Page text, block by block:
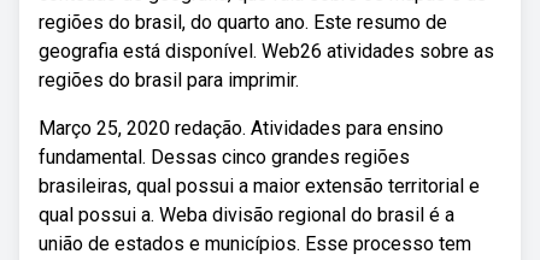
regiões do brasil, do quarto ano. Este resumo de
geografia está disponível. Web26 atividades sobre as
regiões do brasil para imprimir.
Março 25, 2020 redação. Atividades para ensino
fundamental. Dessas cinco grandes regiões
brasileiras, qual possui a maior extensão territorial e
qual possui a. Weba divisão regional do brasil é a
união de estados e municípios. Esse processo tem